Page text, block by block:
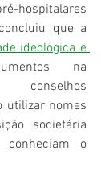
hospitalares
que a
ideológica e
na
utilizar nomes
societária
o